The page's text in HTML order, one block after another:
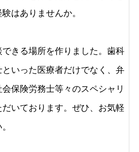
はありませんか。
きる場所を作りました。歯科
いった医療者だけでなく、弁
保険労務士等々のスペシャリ
いております。ぜひ、お気軽